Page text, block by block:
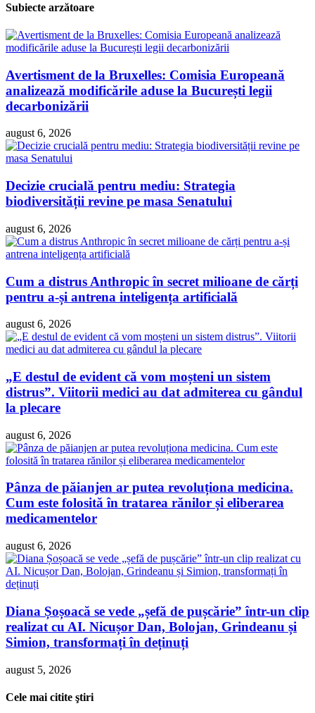
Subiecte arzătoare
Avertisment de la Bruxelles: Comisia Europeană
analizează modificările aduse la București legii
decarbonizării
august 6, 2026
Decizie crucială pentru mediu: Strategia
biodiversității revine pe masa Senatului
august 6, 2026
Cum a distrus Anthropic în secret milioane de cărți
pentru a-și antrena inteligența artificială
august 6, 2026
„E destul de evident că vom moșteni un sistem
distrus”. Viitorii medici au dat admiterea cu gândul
la plecare
august 6, 2026
Pânza de păianjen ar putea revoluționa medicina.
Cum este folosită în tratarea rănilor și eliberarea
medicamentelor
august 6, 2026
Diana Șoșoacă se vede „șefă de pușcărie” într-un clip
realizat cu AI. Nicușor Dan, Bolojan, Grindeanu și
Simion, transformați în deținuți
august 5, 2026
Cele mai citite ştiri